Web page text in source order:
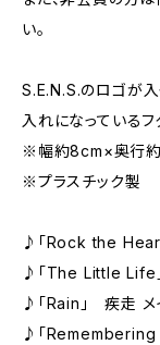
い。
S.E.N.S.のロゴが入
入れになっている
※幅約8cm×奥行
※プラスチック製
♪「Rock the
♪「The Little Life
♪「Rain」 疾走 メ
♪「Remembering